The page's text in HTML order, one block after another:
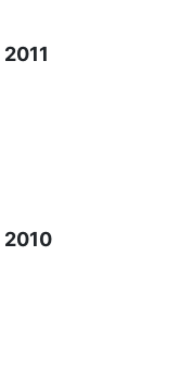
2011
2010